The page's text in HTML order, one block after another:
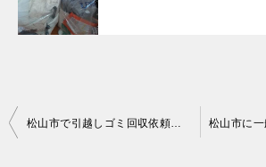
投
松山市で引越しゴミ回収依頼のお客様の声